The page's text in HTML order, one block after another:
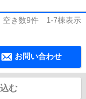
空き数9件 1-7棟表示
お問い合わせ
む